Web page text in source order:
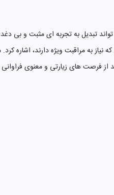
تبدیل به تجربه ای مثبت و بی
مراقبت ویژه دارند، اشاره کرد.
فرصت های زیارتی و معنوی